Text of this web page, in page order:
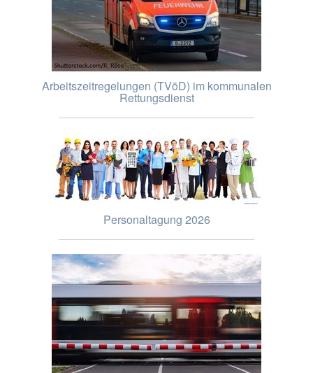
Arbeitszeitregelungen (TVöD) im kommunalen
Rettungsdienst
Personaltagung 2026